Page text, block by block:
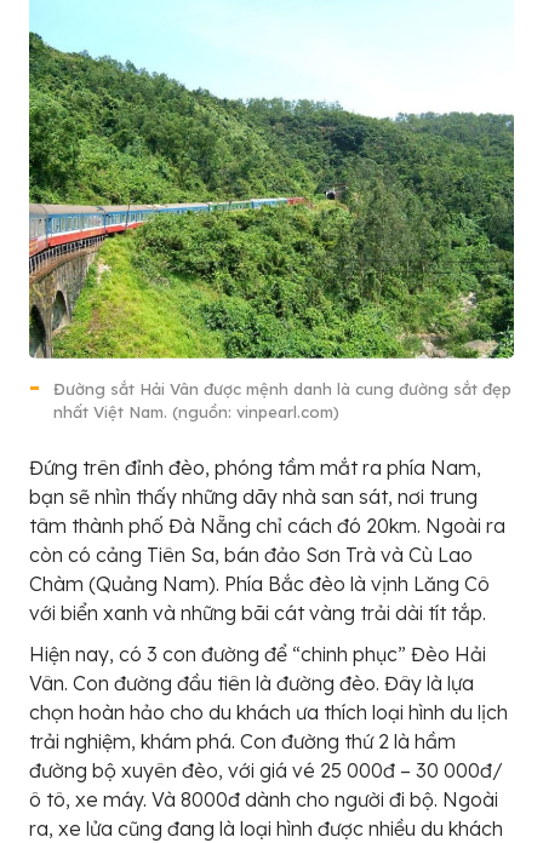
Đường sắt Hải Vân được mệnh danh là cung đường sắt đẹp
nhất Việt Nam. (nguồn: vinpearl.com)
Đứng trên đỉnh đèo, phóng tầm mắt ra phía Nam,
bạn sẽ nhìn thấy những dãy nhà san sát, nơi trung
tâm thành phố Đà Nẵng chỉ cách đó 20km. Ngoài ra
còn có cảng Tiên Sa, bán đảo Sơn Trà và Cù Lao
Chàm (Quảng Nam). Phía Bắc đèo là vịnh Lăng Cô
với biển xanh và những bãi cát vàng trải dài tít tắp.
Hiện nay, có 3 con đường để “chinh phục” Đèo Hải
Vân. Con đường đầu tiên là đường đèo. Đây là lựa
chọn hoàn hảo cho du khách ưa thích loại hình du lịch
trải nghiệm, khám phá. Con đường thứ 2 là hầm
đường bộ xuyên đèo, với giá vé 25 000đ – 30 000đ/
ô tô, xe máy. Và 8000đ dành cho người đi bộ. Ngoài
ra, xe lửa cũng đang là loại hình được nhiều du khách